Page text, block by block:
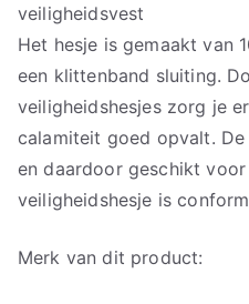
veiligheidsvest
Het hesje is gemaakt van
een klittenband sluiting.
veiligheidshesjes zorg je
calamiteit goed opvalt. De
en daardoor geschikt
veiligheidshesje is
Merk van dit product: